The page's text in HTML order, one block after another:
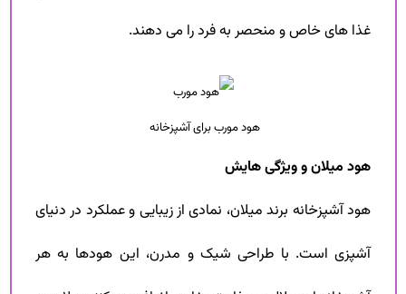
غذا های خاص و منحصر به فرد را می دهند.
هود مورب برای آشپزخانه
هود میلان و ویژگی هایش
هود آشپزخانه برند میلان، نمادی از زیبایی و عملکرد در دنیای
آشپزی است. با طراحی شیک و مدرن، این هود‌ها به هر